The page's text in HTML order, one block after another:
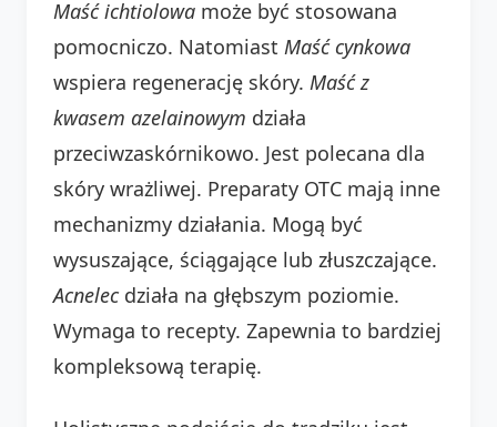
Maść ichtiolowa może być stosowana
pomocniczo. Natomiast Maść cynkowa
wspiera regenerację skóry. Maść z
kwasem azelainowym działa
przeciwzaskórnikowo. Jest polecana dla
skóry wrażliwej. Preparaty OTC mają inne
mechanizmy działania. Mogą być
wysuszające, ściągające lub złuszczające.
Acnelecdziała na głębszym poziomie.
Wymaga to recepty. Zapewnia to bardziej
kompleksową terapię.